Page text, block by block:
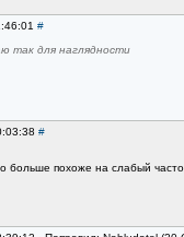
#
так для наглядности
#
больше похоже на слабый